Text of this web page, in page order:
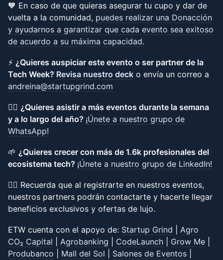
🧡 En caso de que quieras asegurar tu cupo y dar de
vuelta a la comunidad, puedes realizar una Donacción
y ayudarnos a garantizar que cada evento sea exitoso
de acuerdo a su máxima capacidad.
⚡ ¿Quieres auspiciar este evento o ser partner de la
Tech Week? Revisa nuestro deck o envía un correo a
andreina@startupgrind.com
👉🏽 ¿Quieres asistir a más eventos durante la semana
y a lo largo del año? ¡Únete a nuestro grupo de
WhatsApp!
🌱 ¿Quieres crecer con más de 1.6k profesionales del
ecosistema tech? ¡Únete a nuestro grupo de LinkedIn!
👉🏽 Recuerda que al registrarte en nuestros eventos,
nuestros partners podrán contactarte y hacerte llegar
beneficios exclusivos y ofertas de lujo.
ETW cuenta con el apoyo de: Startup Grind
Agro
CO₂ Capital
Agrobanking CodeLaunch Grow Me
Produbanco
Mall del Sol Salones de Eventos